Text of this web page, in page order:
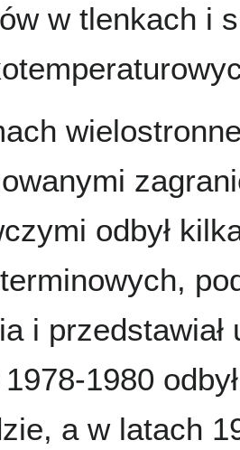
w tlenkach i
odbył
i
1980
a w latach